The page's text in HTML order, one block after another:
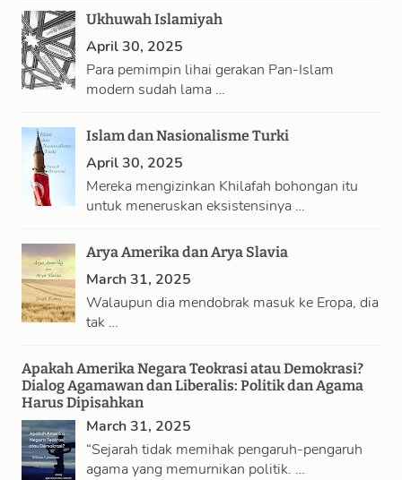
Ukhuwah Islamiyah
April 30, 2025
Para pemimpin lihai gerakan Pan-Islam
modern sudah lama …
Islam dan Nasionalisme Turki
April 30, 2025
Mereka mengizinkan Khilafah bohongan itu
untuk meneruskan eksistensinya …
Arya Amerika dan Arya Slavia
March 31, 2025
Walaupun dia mendobrak masuk ke Eropa, dia
tak …
Apakah Amerika Negara Teokrasi atau Demokrasi?
Dialog Agamawan dan Liberalis: Politik dan Agama
Harus Dipisahkan
March 31, 2025
“Sejarah tidak memihak pengaruh-pengaruh
agama yang memurnikan politik. …